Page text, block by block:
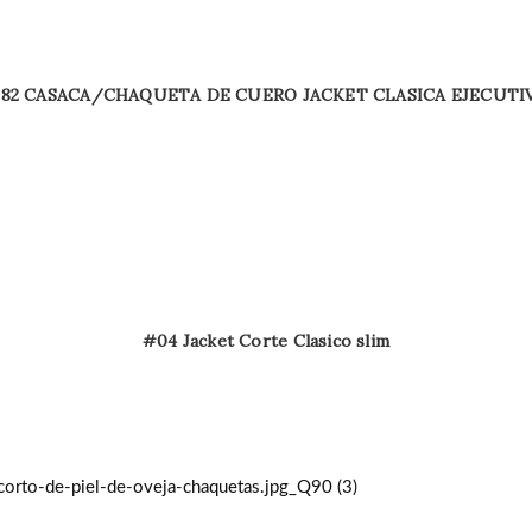
CASACA/CHAQUETA DE CUERO JACKET CLASICA
#04 Jacket Corte Clasico slim